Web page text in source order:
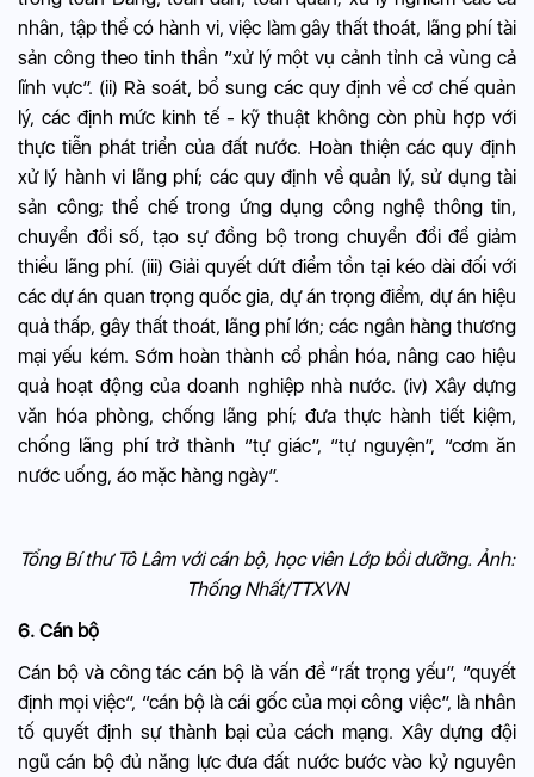
nhân, tập thể có hành vi, việc làm gây thất thoát, lãng phí tài
sản công theo tinh thần “xử lý một vụ cảnh tỉnh cả vùng cả
lĩnh vực”. (ii) Rà soát, bổ sung các quy định về cơ chế quản
lý, các định mức kinh tế - kỹ thuật không còn phù hợp với
thực tiễn phát triển của đất nước. Hoàn thiện các quy định
xử lý hành vi lãng phí; các quy định về quản lý, sử dụng tài
sản công; thể chế trong ứng dụng công nghệ thông tin,
chuyển đổi số, tạo sự đồng bộ trong chuyển đổi để giảm
thiểu lãng phí. (iii) Giải quyết dứt điểm tồn tại kéo dài đối với
các dự án quan trọng quốc gia, dự án trọng điểm, dự án hiệu
quả thấp, gây thất thoát, lãng phí lớn; các ngân hàng thương
mại yếu kém. Sớm hoàn thành cổ phần hóa, nâng cao hiệu
quả hoạt động của doanh nghiệp nhà nước. (iv) Xây dựng
văn hóa phòng, chống lãng phí; đưa thực hành tiết kiệm,
chống lãng phí trở thành “tự giác”, “tự nguyện”, “cơm ăn
nước uống, áo mặc hàng ngày”.
Tổng Bí thư Tô Lâm với cán bộ, học viên Lớp bồi dưỡng. Ảnh:
Thống Nhất/TTXVN
6. Cán bộ
Cán bộ và công tác cán bộ là vấn đề “rất trọng yếu”, “quyết
định mọi việc”, “cán bộ là cái gốc của mọi công việc”, là nhân
tố quyết định sự thành bại của cách mạng. Xây dựng đội
ngũ cán bộ đủ năng lực đưa đất nước bước vào kỷ nguyên